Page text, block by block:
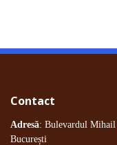
Contact
Adresă: Bulevardul Mihail
București